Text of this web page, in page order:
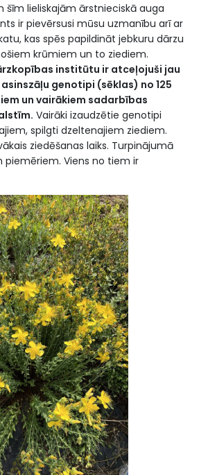
šīm lieliskajām ārstnieciskā auga
ir pievērsusi mūsu uzmanību arī ar
kas spēs papildināt jebkuru dārzu
krūmiem un to ziediem.
institūtu ir atceļojuši jau
genotipi (sēklas) no 125
un vairākiem sadarbības
Vairāki izaudzētie genotipi
spilgti dzeltenajiem ziediem.
ziedēšanas laiks. Turpinājumā
piemēriem. Viens no tiem ir